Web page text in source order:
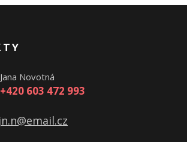
Jana Novotná
+420 603 472 993